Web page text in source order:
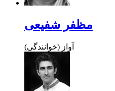
مظفر شفیعی
آواز (خوانندگی)